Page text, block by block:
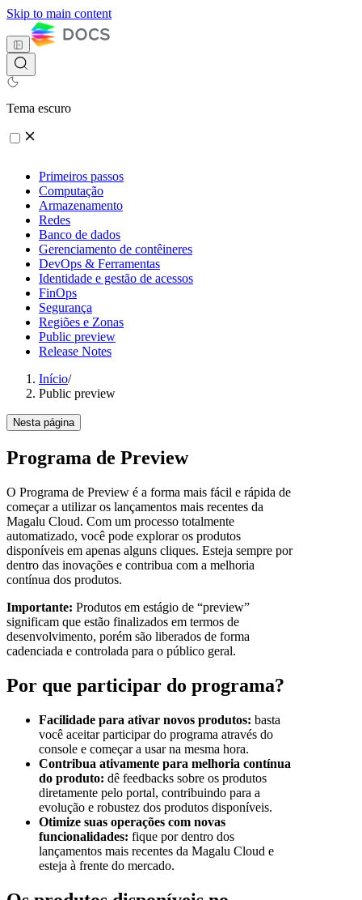
Skip to main content
Tema escuro
Primeiros passos
Computação
Armazenamento
Redes
Banco de dados
Gerenciamento de contêineres
DevOps & Ferramentas
Identidade e gestão de acessos
FinOps
Segurança
Regiões e Zonas
Public preview
Release Notes
Início/
Public preview
Nesta página
Programa de Preview
O Programa de Preview é a forma mais fácil e rápida de
começar a utilizar os lançamentos mais recentes da
Magalu Cloud. Com um processo totalmente
automatizado, você pode explorar os produtos
disponíveis em apenas alguns cliques. Esteja sempre por
dentro das inovações e contribua com a melhoria
contínua dos produtos.
Importante: Produtos em estágio de “preview”
significam que estão finalizados em termos de
desenvolvimento, porém são liberados de forma
cadenciada e controlada para o público geral.
Por que participar do programa?
Facilidade para ativar novos produtos: basta
você aceitar participar do programa através do
console e começar a usar na mesma hora.
Contribua ativamente para melhoria contínua
do produto: dê feedbacks sobre os produtos
diretamente pelo portal, contribuindo para a
evolução e robustez dos produtos disponíveis.
Otimize suas operações com novas
funcionalidades: fique por dentro dos
lançamentos mais recentes da Magalu Cloud e
esteja à frente do mercado.